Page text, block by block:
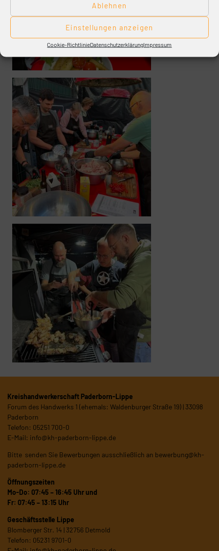
Ablehnen
Einstellungen anzeigen
Cookie-RichtlinieDatenschutzerklärungImpressum
Kreishandwerkerschaft Paderborn-Lippe
Forum des Handwerks 1 (ehemals: Waldenburger Straße 19) | 33098
Paderborn
Telefon: 05251 700-0
E-Mail: info@kh-paderborn-lippe.de
Bitte senden Sie Bewerbungen ausschließlich an bewerbung@kh-
paderborn-lippe.de
Öffnungszeiten
Mo-Do: 07:45 – 16:45 Uhr und
Fr: 07:45 – 13:15 Uhr
Geschäftsstelle Lippe
Blomberger Str. 14 | 32756 Detmold
Telefon: 05231 9701-0